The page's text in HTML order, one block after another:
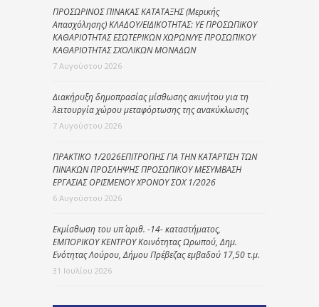
ΠΡΟΣΩΡΙΝΟΣ ΠΙΝΑΚΑΣ ΚΑΤΑΤΑΞΗΣ (Μερικής
Απασχόλησης) ΚΛΑΔΟΥ/ΕΙΔΙΚΟΤΗΤΑΣ: ΥΕ ΠΡΟΣΩΠΙΚΟΥ
ΚΑΘΑΡΙΟΤΗΤΑΣ ΕΣΩΤΕΡΙΚΩΝ ΧΩΡΩΝ/ΥΕ ΠΡΟΣΩΠΙΚΟΥ
ΚΑΘΑΡΙΟΤΗΤΑΣ ΣΧΟΛΙΚΩΝ ΜΟΝΑΔΩΝ
7 Αυγούστου 2026
Διακήρυξη δημοπρασίας μίσθωσης ακινήτου για τη
λειτουργία χώρου μεταφόρτωσης της ανακύκλωσης
7 Αυγούστου 2026
ΠΡΑΚΤΙΚΟ 1/2026ΕΠΙΤΡΟΠΗΣ ΓΙΑ ΤΗΝ ΚΑΤΑΡΤΙΣΗ ΤΩΝ
ΠΙΝΑΚΩΝ ΠΡΟΣΛΗΨΗΣ ΠΡΟΣΩΠΙΚΟΥ ΜΕΣΥΜΒΑΣΗ
ΕΡΓΑΣΙΑΣ ΟΡΙΣΜΕΝΟΥ ΧΡΟΝΟΥ ΣΟΧ 1/2026
6 Αυγούστου 2026
Εκμίσθωση του υπ΄ αριθ. -14- καταστήματος,
ΕΜΠΟΡΙΚΟΥ ΚΕΝΤΡΟΥ Κοινότητας Ωρωπού, Δημ.
Ενότητας Λούρου, Δήμου Πρέβεζας εμβαδού 17,50 τ.μ.
31 Ιουλίου 2026